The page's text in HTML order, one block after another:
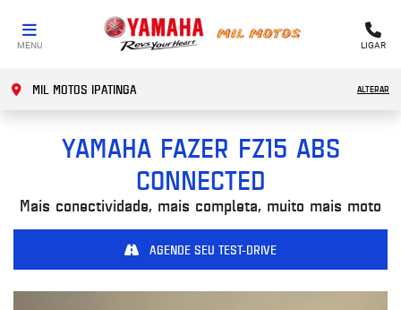
MENU LIGAR
MIL MOTOS IPATINGA ALTERAR
YAMAHAFAZER FZ15 ABS
CONNECTED
Mais conectividade, mais completa, muito mais moto
AGENDE SEU TEST-DRIVE